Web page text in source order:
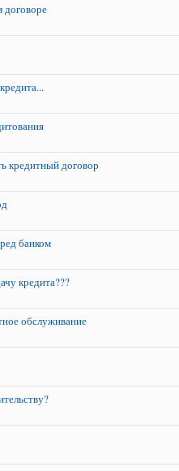
договоре
кредитный договор
банком
кредита???
обслуживание